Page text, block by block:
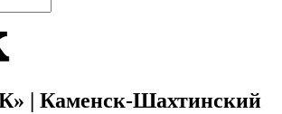
| Каменск-Шахтинский